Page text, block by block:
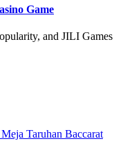
Game
and JILI Games
Taruhan Baccarat